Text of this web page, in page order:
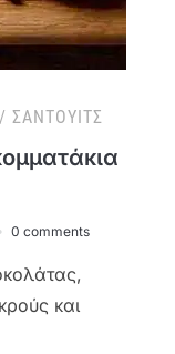
ΣΆΝΤΟΥΙΤΣ
0 comments
και